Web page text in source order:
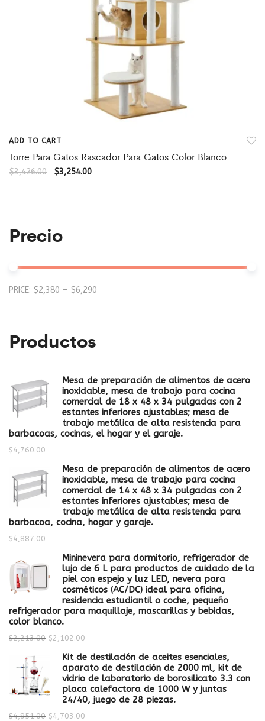
ADD TO CART
Torre Para Gatos Rascador Para Gatos Color Blanco
$3,426.00 $3,254.00
Precio
PRICE: $2,380 — $6,290
Productos
Mesa de preparación de alimentos de acero
inoxidable, mesa de trabajo para cocina
comercial de 18 x 48 x 34 pulgadas con 2
estantes inferiores ajustables; mesa de
trabajo metálica de alta resistencia para
barbacoas, cocinas, el hogar y el garaje.
$4,760.00
Mesa de preparación de alimentos de acero
inoxidable, mesa de trabajo para cocina
comercial de 14 x 48 x 34 pulgadas con 2
estantes inferiores ajustables; mesa de
trabajo metálica de alta resistencia para
barbacoa, cocina, hogar y garaje.
$4,887.00
Mininevera para dormitorio, refrigerador de
lujo de 6 L para productos de cuidado de la
piel con espejo y luz LED, nevera para
cosméticos (AC/DC) ideal para oficina,
residencia estudiantil o coche, pequeño
refrigerador para maquillaje, mascarillas y bebidas,
color blanco.
$2,213.00 $2,102.00
Kit de destilación de aceites esenciales,
aparato de destilación de 2000 ml, kit de
vidrio de laboratorio de borosilicato 3.3 con
placa calefactora de 1000 W y juntas
24/40, juego de 28 piezas.
$4,951.00 $4,703.00